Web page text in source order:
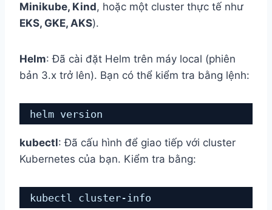
Minikube, Kind, hoặc một cluster thực tế như
EKS, GKE, AKS).
Helm: Đã cài đặt Helm trên máy local (phiên
bản 3.x trở lên). Bạn có thể kiểm tra bằng lệnh:
helm version
kubectl: Đã cấu hình để giao tiếp với cluster
Kubernetes của bạn. Kiểm tra bằng:
kubectl cluster-info